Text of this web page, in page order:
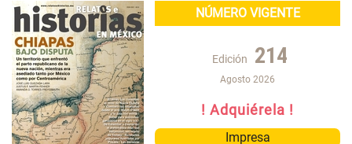
NÚMERO VIGENTE
Edición 214
Agosto 2026
! Adquiérela !
Impresa